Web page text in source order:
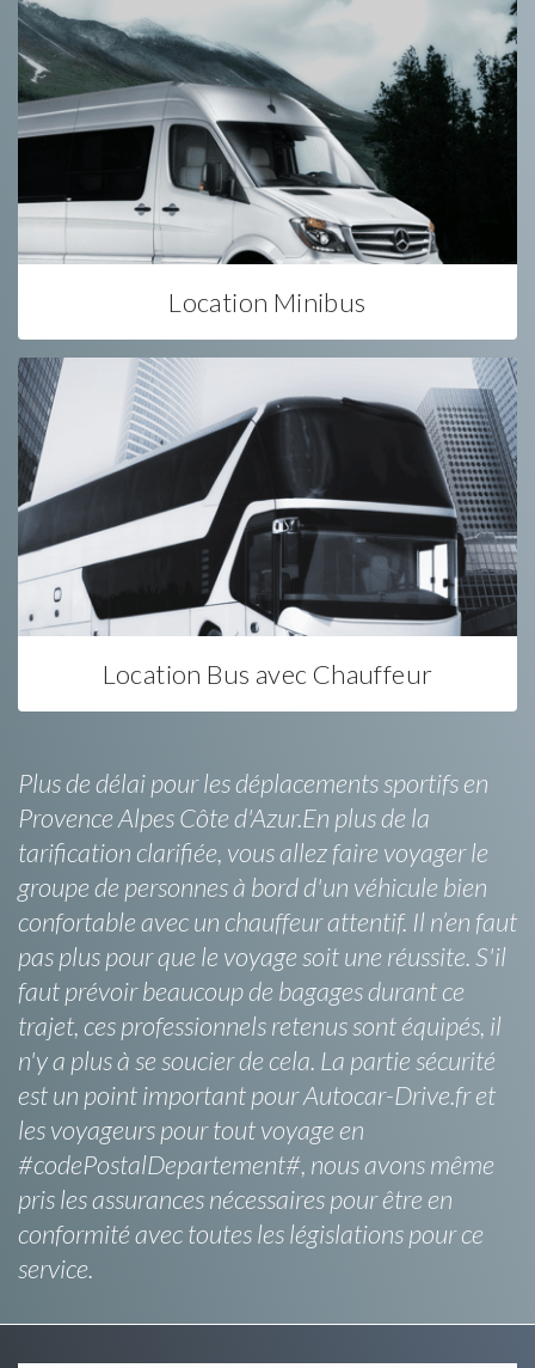
Location Minibus
Location Bus avec Chauffeur
Plus de délai pour les déplacements sportifs en
Provence Alpes Côte d'Azur.En plus de la
tarification clarifiée, vous allez faire voyager le
groupe de personnes à bord d'un véhicule bien
confortable avec un chauffeur attentif. Il n’en faut
pas plus pour que le voyage soit une réussite. S'il
faut prévoir beaucoup de bagages durant ce
trajet, ces professionnels retenus sont équipés, il
n'y a plus à se soucier de cela. La partie sécurité
est un point important pour Autocar-Drive.fr et
les voyageurs pour tout voyage en
#codePostalDepartement#, nous avons même
pris les assurances nécessaires pour être en
conformité avec toutes les législations pour ce
service.